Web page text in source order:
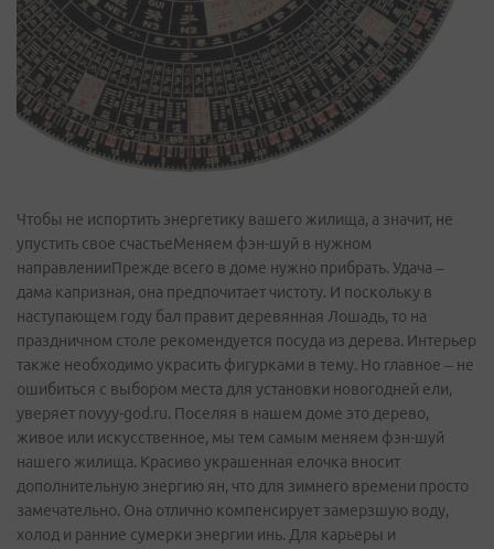
Чтобы не испортить энергетику вашего жилища, а значит, не
упустить свое счастьеМеняем фэн-шуй в нужном
направленииПрежде всего в доме нужно прибрать. Удача –
дама капризная, она предпочитает чистоту. И поскольку в
наступающем году бал правит деревянная Лошадь, то на
праздничном столе рекомендуется посуда из дерева. Интерьер
также необходимо украсить фигурками в тему. Но главное – не
ошибиться с выбором места для установки новогодней ели,
уверяет novyy-god.ru. Поселяя в нашем доме это дерево,
живое или искусственное, мы тем самым меняем фэн-шуй
нашего жилища. Красиво украшенная елочка вносит
дополнительную энергию ян, что для зимнего времени просто
замечательно. Она отлично компенсирует замерзшую воду,
холод и ранние сумерки энергии инь. Для карьеры и